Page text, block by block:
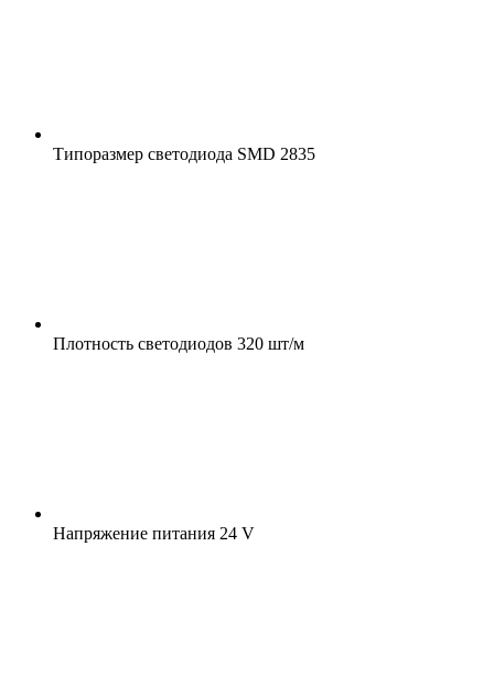
Типоразмер светодиода SMD 2835
Плотность светодиодов 320 шт/м
Напряжение питания 24 V